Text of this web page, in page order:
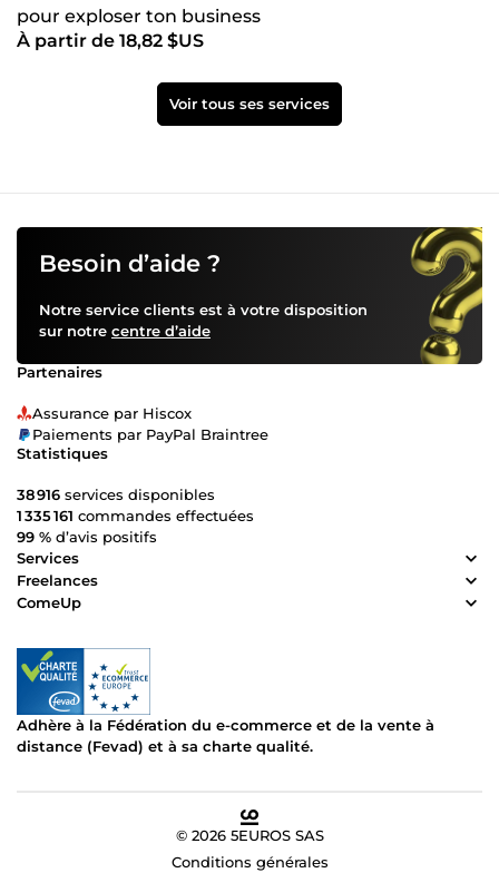
pour exploser ton business
À partir de 18,82 $US
Voir tous ses services
Besoin d’aide ?
Notre service clients est à votre disposition
sur notre centre d’aide
Partenaires
Assurance par Hiscox
Paiements par PayPal Braintree
Statistiques
38 916 services disponibles
1 335 161 commandes effectuées
99 % d’avis positifs
Services
Freelances
ComeUp
Adhère à la Fédération du e-commerce et de la vente à
distance (Fevad) et à sa charte qualité.
© 2026 5EUROS SAS
Conditions générales